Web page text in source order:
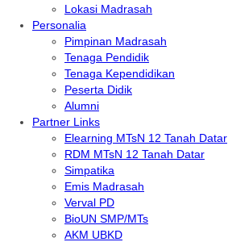
Lokasi Madrasah
Personalia
Pimpinan Madrasah
Tenaga Pendidik
Tenaga Kependidikan
Peserta Didik
Alumni
Partner Links
Elearning MTsN 12 Tanah Datar
RDM MTsN 12 Tanah Datar
Simpatika
Emis Madrasah
Verval PD
BioUN SMP/MTs
AKM UBKD